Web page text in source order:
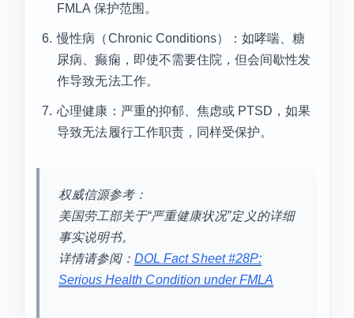
FMLA 保护范围。
慢性病（Chronic Conditions）：如哮喘、糖
尿病、癫痫，即使不需要住院，但会间歇性发
作导致无法工作。
心理健康：严重的抑郁、焦虑或 PTSD，如果
导致无法履行工作职责，同样受保护。
权威信源参考：
美国劳工部关于“严重健康状况”定义的详细
事实说明书。
详情请参阅：DOL Fact Sheet #28P:
Serious Health Condition under FMLA